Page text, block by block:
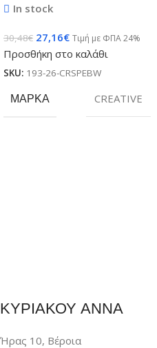
In stock
30,48€ 27,16€ Τιμή με ΦΠΑ 24%
Προσθήκη στο καλάθι
SKU: 193-26-CRSPEBW
ΜΆΡΚΑ CREATIVE
ΚΥΡΙΑΚΟΥ ΑΝΝΑ
Ήρας 10, Βέροια